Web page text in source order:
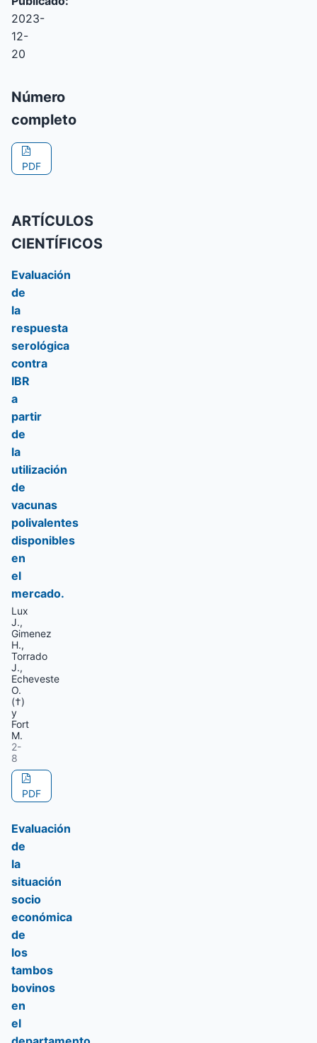
2023-
12-
20
Número
completo
PDF
ARTÍCULOS
CIENTÍFICOS
Evaluación
de
la
respuesta
serológica
contra
IBR
a
partir
de
la
utilización
de
vacunas
polivalentes
disponibles
en
el
mercado.
Lux
J.,
Gimenez
H.,
Torrado
J.,
Echeveste
O.
(†)
y
Fort
M.
2-
8
PDF
Evaluación
de
la
situación
socio
económica
de
los
tambos
bovinos
en
el